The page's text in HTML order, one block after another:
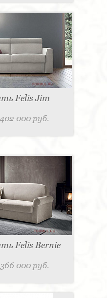
Felis Jim
000 руб.
Felis Bernie
366 000 руб.